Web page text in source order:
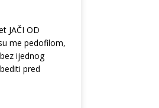
JAČI OD
me pedofilom,
ijednog
pred